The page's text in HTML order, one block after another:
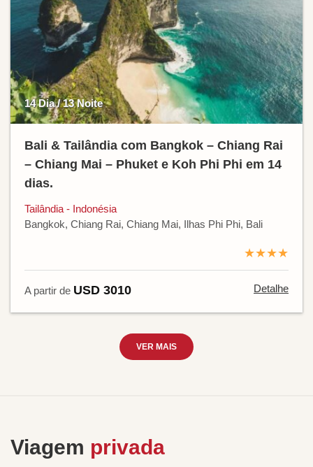
14 Dia / 13 Noite
Bali & Tailândia com Bangkok – Chiang Rai
– Chiang Mai – Phuket e Koh Phi Phi em 14
dias.
Tailândia - Indonésia
Bangkok, Chiang Rai, Chiang Mai, Ilhas Phi Phi, Bali
★★★★
A partir de USD 3010 Detalhe
VER MAIS
Viagem privada